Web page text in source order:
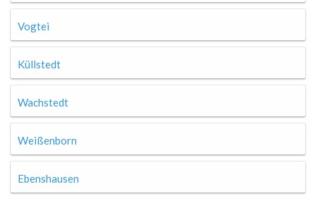
Vogtei
Küllstedt
Wachstedt
Weißenborn
Ebenshausen